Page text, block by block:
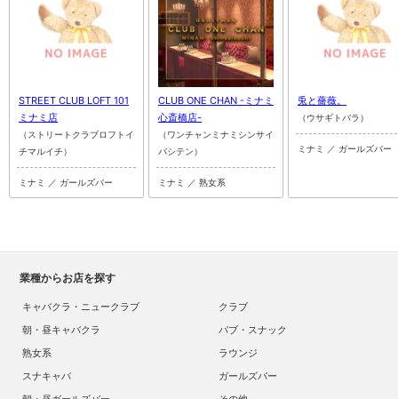
STREET CLUB LOFT 101
ミナミ店
（ストリートクラブロフトイ
チマルイチ）
ミナミ ／ ガールズバー
CLUB ONE CHAN -ミナミ
心斎橋店-
（ワンチャンミナミシンサイ
バシテン）
ミナミ ／ 熟女系
兎と薔薇。
（ウサギトバラ）
ミナミ ／ ガールズバー
業種からお店を探す
キャバクラ・ニュークラブ
クラブ
朝・昼キャバクラ
パブ・スナック
熟女系
ラウンジ
スナキャバ
ガールズバー